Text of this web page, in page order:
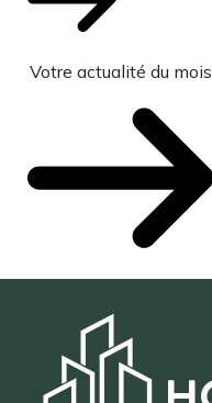
Votre actualité du mois